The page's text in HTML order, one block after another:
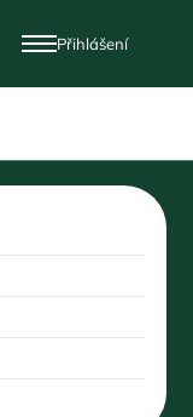
Přihlášení